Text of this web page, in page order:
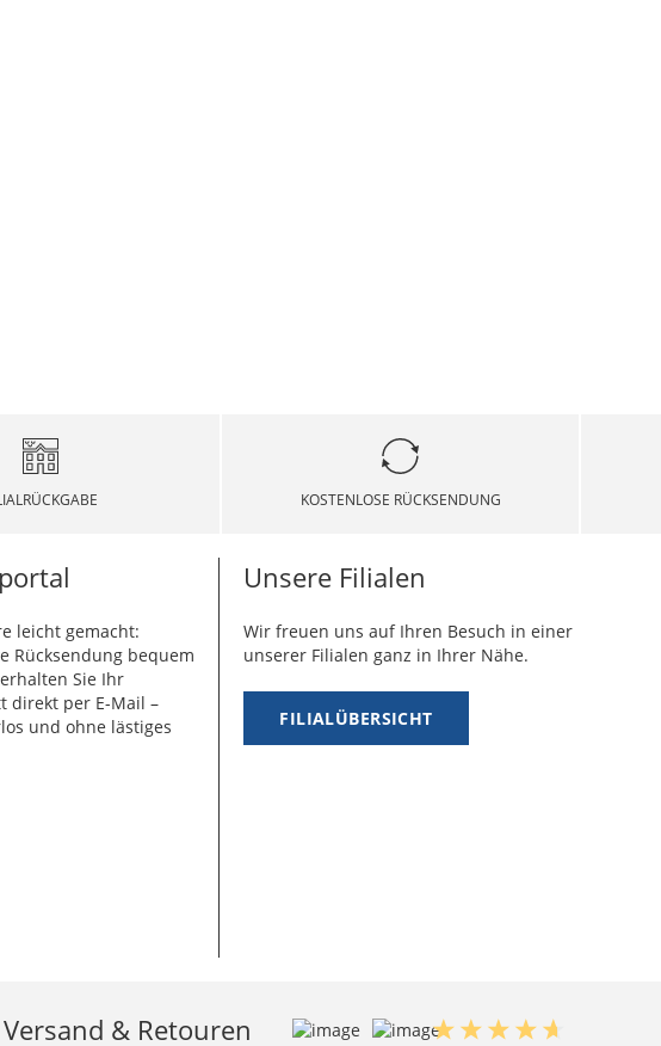
KOSTENLOSE RÜCKSENDUNG
leicht gemacht:
Rücksendung bequem
Sie Ihr
direkt per E-Mail –
und ohne lästiges
Unsere Filialen
Wir freuen uns auf Ihren Besuch in einer
unserer Filialen ganz in Ihrer Nähe.
FILIALÜBERSICHT
Versand & Retouren